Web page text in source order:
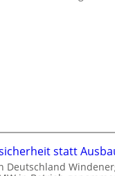
statt